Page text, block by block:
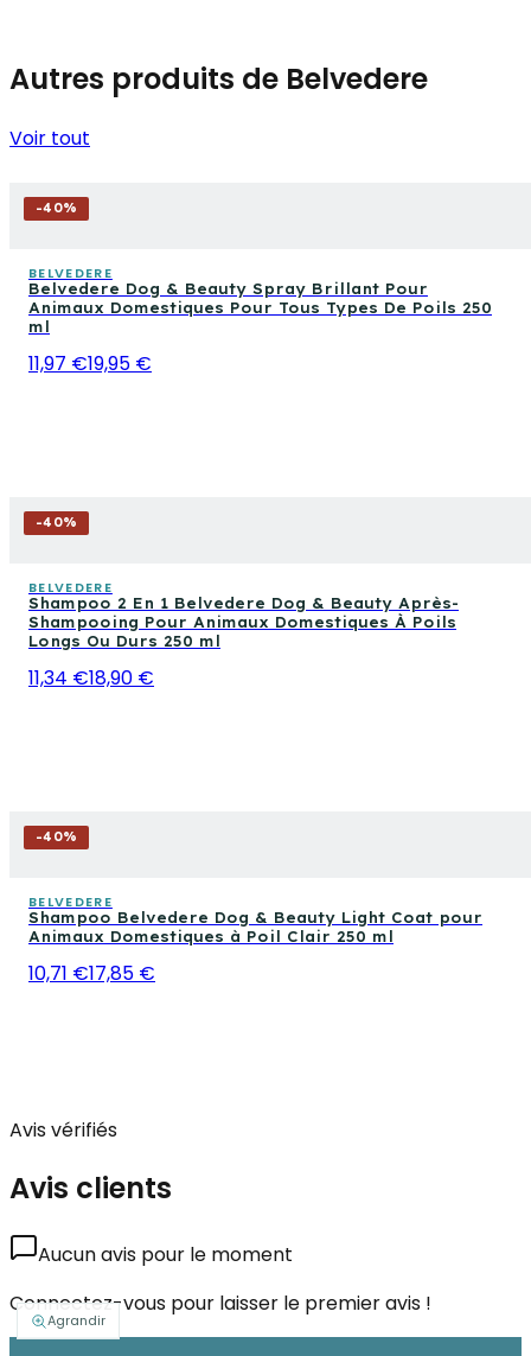
Agrandir
Autres produits de Belvedere
Voir tout
-40%
BELVEDERE
Belvedere Dog & Beauty Spray Brillant Pour
Animaux Domestiques Pour Tous Types De Poils 250
ml
11,97 €19,95 €
-40%
BELVEDERE
Shampoo 2 En 1 Belvedere Dog & Beauty Après-
Shampooing Pour Animaux Domestiques À Poils
Longs Ou Durs 250 ml
11,34 €18,90 €
-40%
BELVEDERE
Shampoo Belvedere Dog & Beauty Light Coat pour
Animaux Domestiques à Poil Clair 250 ml
10,71 €17,85 €
Avis vérifiés
Avis clients
Aucun avis pour le moment
Connectez-vous pour laisser le premier avis !